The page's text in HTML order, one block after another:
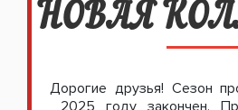
НОВАЯ
Дорогие друзья! Сезон
2025 году закончен.